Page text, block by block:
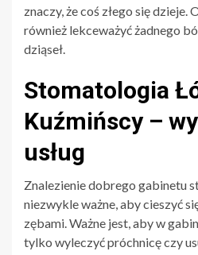
znaczy, że coś złego się dzieje.
również lekceważyć żadnego
dziąseł.
Stomatologia
Kuźmińscy –
usług
Znalezienie dobrego gabinetu
niezwykle ważne, aby cieszyć
zębami. Ważne jest, aby w
tylko wyleczyć próchnicę czy